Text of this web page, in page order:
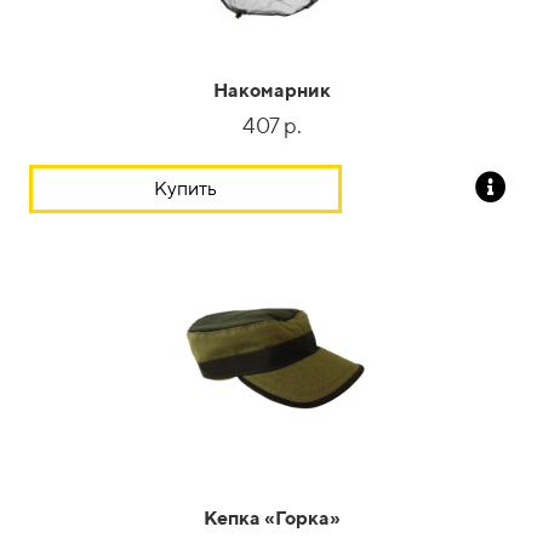
Накомарник
407 р.
Купить
Кепка «Горка»